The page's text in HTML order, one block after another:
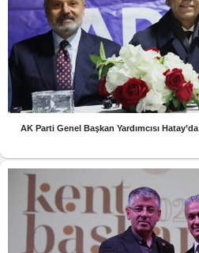
AK Parti Genel Başkan Yardımcısı Hatay’da